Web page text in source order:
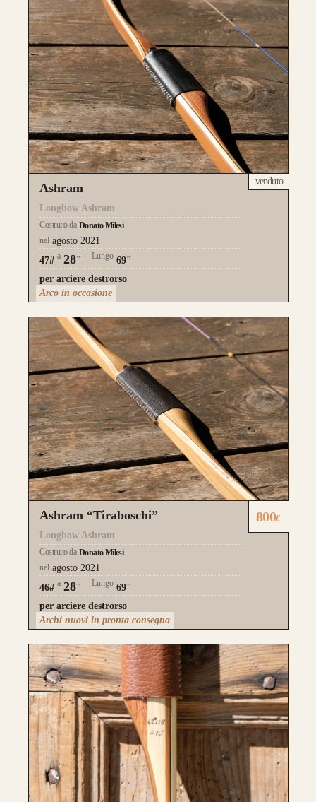
Ashram
Longbow Ashram
Costruito da Donato Milesi
nel agosto 2021
47# a 28" Lungo 69"
per arciere destrorso
venduto
Arco in occasione
Ashram “Tiraboschi”
Longbow Ashram
Costruito da Donato Milesi
nel agosto 2021
46# a 28" Lungo 69"
per arciere destrorso
800€
Archi nuovi in pronta consegna